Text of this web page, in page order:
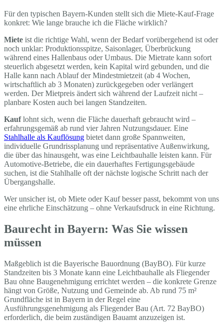
Für den typischen Bayern-Kunden stellt sich die Miete-Kauf-Frage
konkret: Wie lange brauche ich die Fläche wirklich?
Miete ist die richtige Wahl, wenn der Bedarf vorübergehend ist oder
noch unklar: Produktionsspitze, Saisonlager, Überbrückung
während eines Hallenbaus oder Umbaus. Die Mietrate kann sofort
steuerlich abgesetzt werden, kein Kapital wird gebunden, und die
Halle kann nach Ablauf der Mindestmietzeit (ab 4 Wochen,
wirtschaftlich ab 3 Monaten) zurückgegeben oder verlängert
werden. Der Mietpreis ändert sich während der Laufzeit nicht –
planbare Kosten auch bei langen Standzeiten.
Kauflohnt sich, wenn die Fläche dauerhaft gebraucht wird –
erfahrungsgemäß ab rund vier Jahren Nutzungsdauer. Eine
Stahlhalle als Kauflösung bietet dann große Spannweiten,
individuelle Grundrissplanung und repräsentative Außenwirkung,
die über das hinausgeht, was eine Leichtbauhalle leisten kann. Für
Automotive-Betriebe, die ein dauerhaftes Fertigungsgebäude
suchen, ist die Stahlhalle oft der nächste logische Schritt nach der
Übergangshalle.
Wer unsicher ist, ob Miete oder Kauf besser passt, bekommt von uns
eine ehrliche Einschätzung – ohne Verkaufsdruck in eine Richtung.
Baurecht in Bayern: Was Sie wissen
müssen
Maßgeblich ist die Bayerische Bauordnung (BayBO). Für kurze
Standzeiten bis 3 Monate kann eine Leichtbauhalle als Fliegender
Bau ohne Baugenehmigung errichtet werden – die konkrete Grenze
hängt von Größe, Nutzung und Gemeinde ab. Ab rund 75 m²
Grundfläche ist in Bayern in der Regel eine
Ausführungsgenehmigung als Fliegender Bau (Art. 72 BayBO)
erforderlich, die beim zuständigen Bauamt anzuzeigen ist.